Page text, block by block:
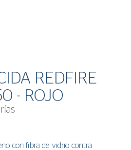
REDFIRE
- ROJO
con fibra de vidrio contra